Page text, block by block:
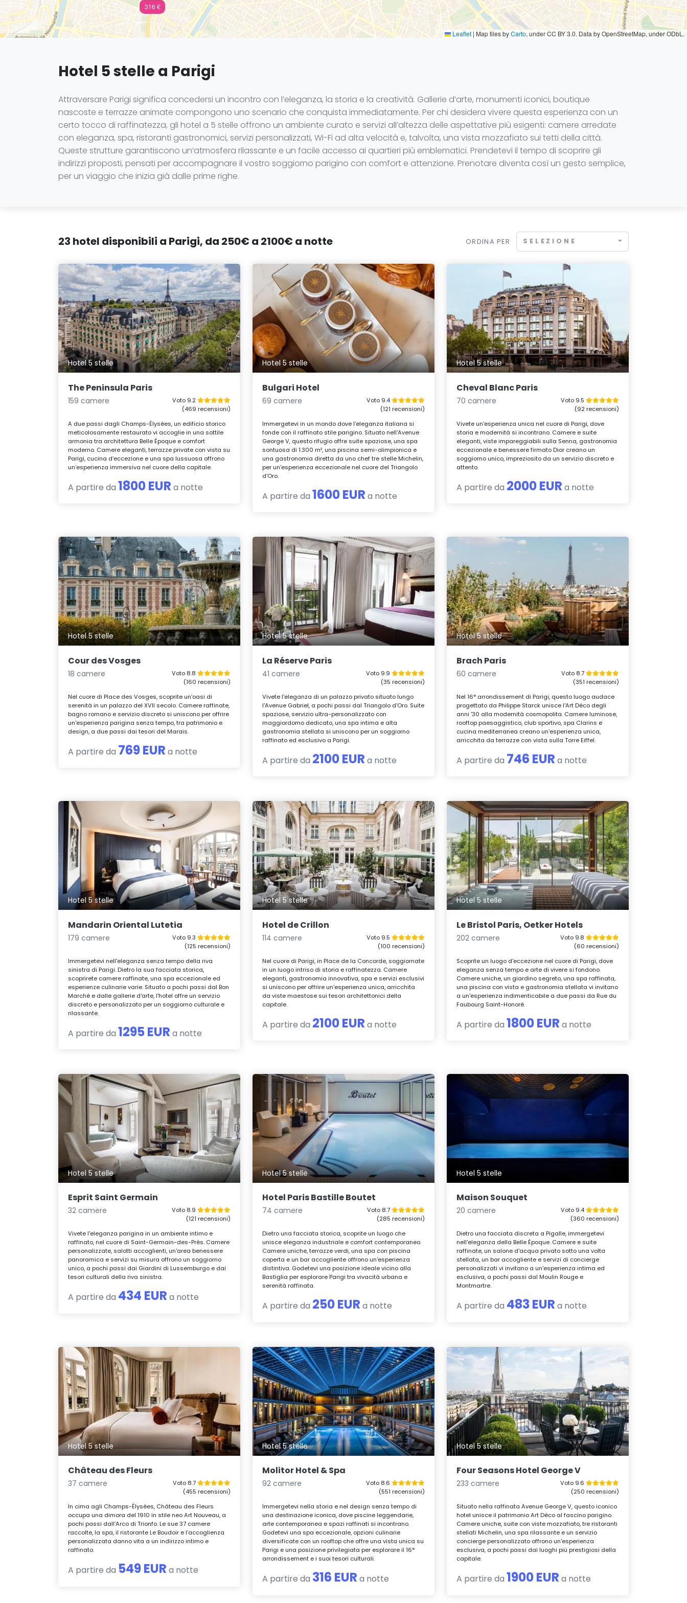
316 €
Leaflet | Map tiles byCarto, under CC BY 3.0. Data by OpenStreetMap, under ODbL.
Hotel 5 stelle a Parigi
Attraversare Parigi significa concedersi un incontro con l’eleganza, la storia e la creatività. Gallerie d’arte, monumenti iconici, boutique
nascoste e terrazze animate compongono uno scenario che conquista immediatamente. Per chi desidera vivere questa esperienza con un
certo tocco di raffinatezza, gli hotel a 5 stelle offrono un ambiente curato e servizi all’altezza delle aspettative più esigenti: camere arredate
con eleganza, spa, ristoranti gastronomici, servizi personalizzati, Wi-Fi ad alta velocità e, talvolta, una vista mozzafiato sui tetti della città.
Queste strutture garantiscono un’atmosfera rilassante e un facile accesso ai quartieri più emblematici. Prendetevi il tempo di scoprire gli
indirizzi proposti, pensati per accompagnare il vostro soggiorno parigino con comfort e attenzione. Prenotare diventa così un gesto semplice,
per un viaggio che inizia già dalle prime righe.
23 hotel disponibili a Parigi, da 250€ a 2100€ a notte ORDINA PER SELEZIONE
Hotel 5 stelle
The Peninsula Paris
159 camere
Voto 9.2
(469 recensioni)
A due passi dagli Champs-Élysées, un edificio storico
meticolosamente restaurato vi accoglie in una sottile
armonia tra architettura Belle Époque e comfort
moderno. Camere eleganti, terrazze private con vista su
Parigi, cucina d’eccezione e una spa lussuosa offrono
un’esperienza immersiva nel cuore della capitale.
A partire da 1800 EUR a notte
Hotel 5 stelle
Bulgari Hotel
69 camere
Voto 9.4
(121 recensioni)
Immergetevi in un mondo dove l'eleganza italiana si
fonde con il raffinato stile parigino. Situato nell'Avenue
George V, questo rifugio offre suite spaziose, una spa
sontuosa di 1.300 m², una piscina semi-olimpionica e
una gastronomia diretta da uno chef tre stelle Michelin,
per un'esperienza eccezionale nel cuore del Triangolo
d'Oro.
A partire da 1600 EUR a notte
Hotel 5 stelle
Cheval Blanc Paris
70 camere
Voto 9.5
(92 recensioni)
Vivete un'esperienza unica nel cuore di Parigi, dove
storia e modernità si incontrano. Camere e suite
eleganti, viste impareggiabili sulla Senna, gastronomia
eccezionale e benessere firmato Dior creano un
soggiorno unico, impreziosito da un servizio discreto e
attento.
A partire da 2000 EUR a notte
Hotel 5 stelle
Cour des Vosges
18 camere
Voto 8.8
(160 recensioni)
Nel cuore di Place des Vosges, scoprite un'oasi di
serenità in un palazzo del XVII secolo. Camere raffinate,
bagno romano e servizio discreto si uniscono per offrire
un'esperienza parigina senza tempo, tra patrimonio e
design, a due passi dai tesori del Marais.
A partire da 769 EUR a notte
Hotel 5 stelle
La Réserve Paris
41 camere
Voto 9.9
(35 recensioni)
Vivete l'eleganza di un palazzo privato situato lungo
l'Avenue Gabriel, a pochi passi dal Triangolo d'Oro. Suite
spaziose, servizio ultra-personalizzato con
maggiordomo dedicato, una spa intima e alta
gastronomia stellata si uniscono per un soggiorno
raffinato ed esclusivo a Parigi.
A partire da 2100 EUR a notte
Hotel 5 stelle
Brach Paris
60 camere
Voto 8.7
(351 recensioni)
Nel 16° arrondissement di Parigi, questo luogo audace
progettato da Philippe Starck unisce l'Art Déco degli
anni '30 alla modernità cosmopolita. Camere luminose,
rooftop paesaggistico, club sportivo, spa Clarins e
cucina mediterranea creano un'esperienza unica,
arricchita da terrazze con vista sulla Torre Eiffel.
A partire da 746 EUR a notte
Hotel 5 stelle
Mandarin Oriental Lutetia
179 camere
Voto 9.3
(125 recensioni)
Immergetevi nell'eleganza senza tempo della riva
sinistra di Parigi. Dietro la sua facciata storica,
scoprirete camere raffinate, una spa eccezionale ed
esperienze culinarie varie. Situato a pochi passi dal Bon
Marché e dalle gallerie d'arte, l'hotel offre un servizio
discreto e personalizzato per un soggiorno culturale e
rilassante.
A partire da1295 EUR a notte
Hotel 5 stelle
Hotel de Crillon
114 camere
Voto 9.5
(100 recensioni)
Nel cuore di Parigi, in Place de la Concorde, soggiornate
in un luogo intriso di storia e raffinatezza. Camere
eleganti, gastronomia innovativa, spa e servizi esclusivi
si uniscono per offrire un’esperienza unica, arricchita
da viste maestose sui tesori architettonici della
capitale.
A partire da 2100 EUR a notte
Hotel 5 stelle
Le Bristol Paris, Oetker Hotels
202 camere
Voto 9.8
(60 recensioni)
Scoprite un luogo d'eccezione nel cuore di Parigi, dove
eleganza senza tempo e arte di vivere si fondono.
Camere uniche, un giardino segreto, una spa raffinata,
una piscina con vista e gastronomia stellata vi invitano
a un'esperienza indimenticabile a due passi da Rue du
Faubourg Saint-Honoré.
A partire da1800 EUR a notte
Hotel 5 stelle
Esprit Saint Germain
32 camere
Voto 8.9
(121 recensioni)
Vivete l'eleganza parigina in un ambiente intimo e
raffinato, nel cuore di Saint-Germain-des-Prés. Camere
personalizzate, salotti accoglienti, un'area benessere
panoramica e servizi su misura offrono un soggiorno
unico, a pochi passi dai Giardini di Lussemburgo e dai
tesori culturali della riva sinistra.
A partire da 434 EUR a notte
Hotel 5 stelle
Hotel Paris Bastille Boutet
74 camere
Voto 8.7
(285 recensioni)
Dietro una facciata storica, scoprite un luogo che
unisce eleganza industriale e comfort contemporaneo.
Camere uniche, terrazze verdi, una spa con piscina
coperta e un bar accogliente offrono un'esperienza
distintiva. Godetevi una posizione ideale vicino alla
Bastiglia per esplorare Parigi tra vivacità urbana e
serenità raffinata.
A partire da 250 EUR a notte
Hotel 5 stelle
Maison Souquet
20 camere
Voto 9.4
(360 recensioni)
Dietro una facciata discreta a Pigalle, immergetevi
nell'eleganza della Belle Époque. Camere e suite
raffinate, un salone d'acqua privato sotto una volta
stellata, un bar accogliente e servizi di concierge
personalizzati vi invitano a un'esperienza intima ed
esclusiva, a pochi passi dal Moulin Rouge e
Montmartre.
A partire da 483 EUR a notte
Hotel 5 stelle
Château des Fleurs
37 camere
Voto 8.7
(455 recensioni)
In cima agli Champs-Élysées, Château des Fleurs
occupa una dimora del 1910 in stile neo Art Nouveau, a
pochi passi dall’Arco di Trionfo. Le sue 37 camere
raccolte, la spa, il ristorante Le Boudoir e l’accoglienza
personalizzata danno vita a un indirizzo intimo e
raffinato.
A partire da 549 EUR a notte
Hotel 5 stelle
Molitor Hotel & Spa
92 camere
Voto 8.6
(551 recensioni)
Immergetevi nella storia e nel design senza tempo di
una destinazione iconica, dove piscine leggendarie,
arte contemporanea e spazi raffinati si incontrano.
Godetevi una spa eccezionale, opzioni culinarie
diversificate con un rooftop che offre una vista unica su
Parigi e una posizione privilegiata per esplorare il 16°
arrondissement e i suoi tesori culturali.
A partire da 316 EUR a notte
Hotel 5 stelle
Four Seasons Hotel George V
233 camere
Voto 9.6
(250 recensioni)
Situato nella raffinata Avenue George V, questo iconico
hotel unisce il patrimonio Art Déco al fascino parigino.
Camere uniche, suite con viste mozzafiato, tre ristoranti
stellati Michelin, una spa rilassante e un servizio
concierge personalizzato offrono un'esperienza
esclusiva, a pochi passi dai luoghi più prestigiosi della
capitale.
A partire da 1900 EUR a notte